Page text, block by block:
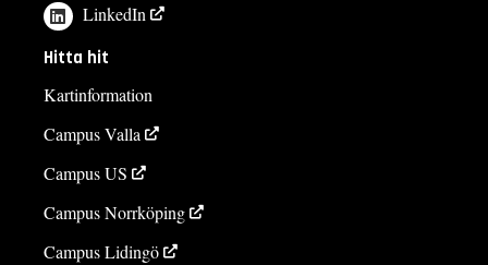
LinkedIn
Hitta hit
Kartinformation
Campus Valla
Campus US
Campus Norrköping
Campus Lidingö